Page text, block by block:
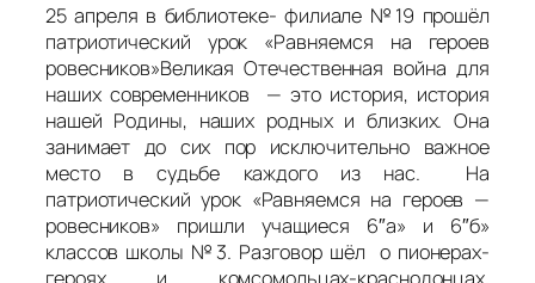
25 апреля в библиотеке- филиале №19 прошёл
патриотический урок «Равняемся на героев
ровесников»Великая Отечественная война для
наших современников — это история, история
нашей Родины, наших родных и близких. Она
занимает до сих пор исключительно важное
место в судьбе каждого из нас. На
патриотический урок «Равняемся на героев —
ровесников» пришли учащиеся 6″а» и 6″б»
классов школы №3. Разговор шёл о пионерах-